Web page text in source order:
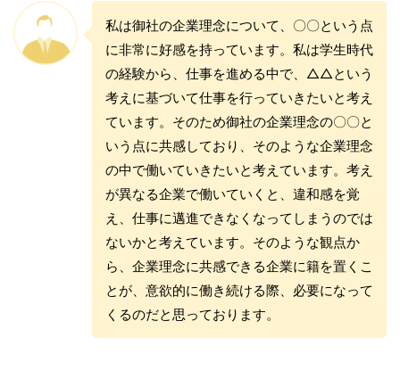
私は御社の企業理念について、〇〇という点
に非常に好感を持っています。私は学生時代
の経験から、仕事を進める中で、△△という
考えに基づいて仕事を行っていきたいと考え
ています。そのため御社の企業理念の〇〇と
いう点に共感しており、そのような企業理念
の中で働いていきたいと考えています。考え
が異なる企業で働いていくと、違和感を覚
え、仕事に邁進できなくなってしまうのでは
ないかと考えています。そのような観点か
ら、企業理念に共感できる企業に籍を置くこ
とが、意欲的に働き続ける際、必要になって
くるのだと思っております。